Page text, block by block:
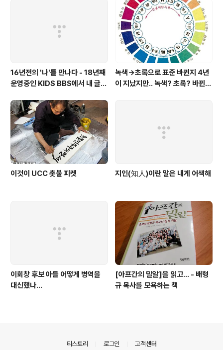
16년전의 '나'를 만나다 - 18년째
운영중인 KIDS BBS에서 내 글을
녹색→초록으로 표준 바뀐지 4년
이 지났지만.. 녹색? 초록? 바뀐
이것이 UCC 촛불 피켓 지인(知人)이란 말은 내게 어색해
이회창 후보 아들 어떻게 병역을
대신했나...
[아프간의 밀알]을 읽고... - 배형
규 목사를 모욕하는 책
티스토리 로그인 고객센터